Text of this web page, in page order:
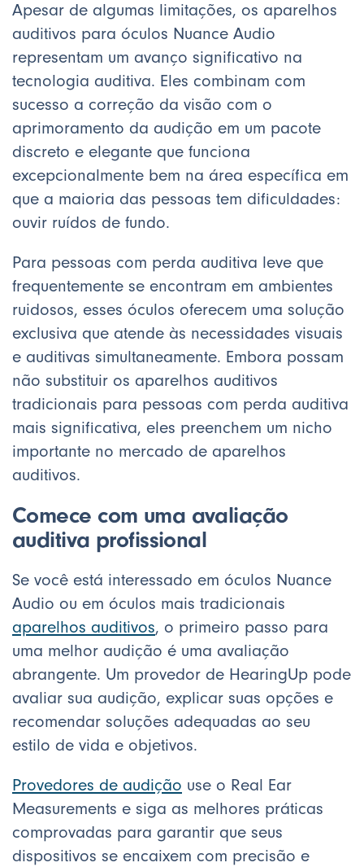
Apesar de algumas limitações, os aparelhos
auditivos para óculos Nuance Audio
representam um avanço significativo na
tecnologia auditiva. Eles combinam com
sucesso a correção da visão com o
aprimoramento da audição em um pacote
discreto e elegante que funciona
excepcionalmente bem na área específica em
que a maioria das pessoas tem dificuldades:
ouvir ruídos de fundo.
Para pessoas com perda auditiva leve que
frequentemente se encontram em ambientes
ruidosos, esses óculos oferecem uma solução
exclusiva que atende às necessidades visuais
e auditivas simultaneamente. Embora possam
não substituir os aparelhos auditivos
tradicionais para pessoas com perda auditiva
mais significativa, eles preenchem um nicho
importante no mercado de aparelhos
auditivos.
Comece com uma avaliação
auditiva profissional
Se você está interessado em óculos Nuance
Audio ou em óculos mais tradicionais
aparelhos auditivos, o primeiro passo para
uma melhor audição é uma avaliação
abrangente. Um provedor de HearingUp pode
avaliar sua audição, explicar suas opções e
recomendar soluções adequadas ao seu
estilo de vida e objetivos.
Provedores de audição use o Real Ear
Measurements e siga as melhores práticas
comprovadas para garantir que seus
dispositivos se encaixem com precisão e